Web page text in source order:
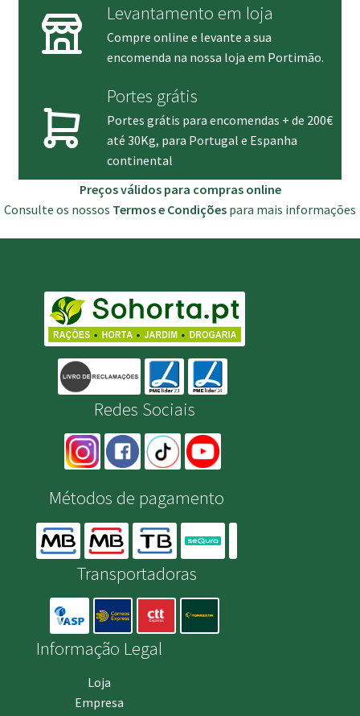
Levantamento em loja
Compre online e levante a sua
encomenda na nossa loja em Portimão.
Portes grátis
Portes grátis para encomendas + de 200€
até 30Kg, para Portugal e Espanha
continental
Preços válidos para compras online
Consulte os nossos Termos e Condições para mais informações
Redes Sociais
Métodos de pagamento
Transportadoras
Informação Legal
Loja
Empresa